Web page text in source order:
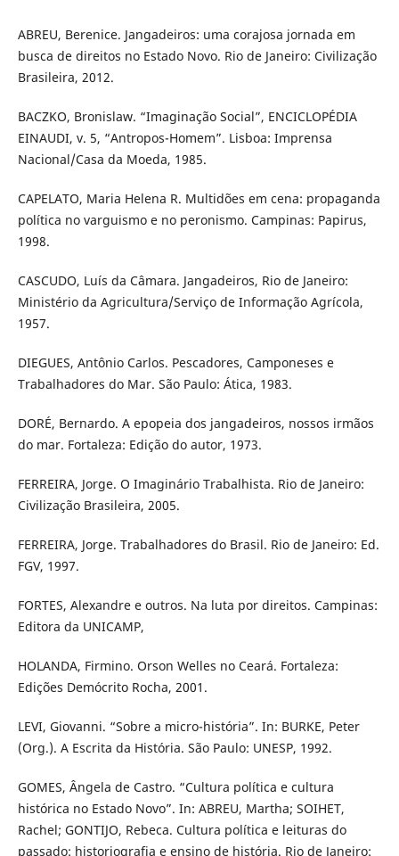
ABREU, Berenice. Jangadeiros: uma corajosa jornada em
busca de direitos no Estado Novo. Rio de Janeiro: Civilização
Brasileira, 2012.
BACZKO, Bronislaw. “Imaginação Social”, ENCICLOPÉDIA
EINAUDI, v. 5, “Antropos-Homem”. Lisboa: Imprensa
Nacional/Casa da Moeda, 1985.
CAPELATO, Maria Helena R. Multidões em cena: propaganda
política no varguismo e no peronismo. Campinas: Papirus,
1998.
CASCUDO, Luís da Câmara. Jangadeiros, Rio de Janeiro:
Ministério da Agricultura/Serviço de Informação Agrícola,
1957.
DIEGUES, Antônio Carlos. Pescadores, Camponeses e
Trabalhadores do Mar. São Paulo: Ática, 1983.
DORÉ, Bernardo. A epopeia dos jangadeiros, nossos irmãos
do mar. Fortaleza: Edição do autor, 1973.
FERREIRA, Jorge. O Imaginário Trabalhista. Rio de Janeiro:
Civilização Brasileira, 2005.
FERREIRA, Jorge. Trabalhadores do Brasil. Rio de Janeiro: Ed.
FGV, 1997.
FORTES, Alexandre e outros. Na luta por direitos. Campinas:
Editora da UNICAMP,
HOLANDA, Firmino. Orson Welles no Ceará. Fortaleza:
Edições Demócrito Rocha, 2001.
LEVI, Giovanni. “Sobre a micro-história”. In: BURKE, Peter
(Org.). A Escrita da História. São Paulo: UNESP, 1992.
GOMES, Ângela de Castro. “Cultura política e cultura
histórica no Estado Novo”. In: ABREU, Martha; SOIHET,
Rachel; GONTIJO, Rebeca. Cultura política e leituras do
passado: historiografia e ensino de história. Rio de Janeiro: